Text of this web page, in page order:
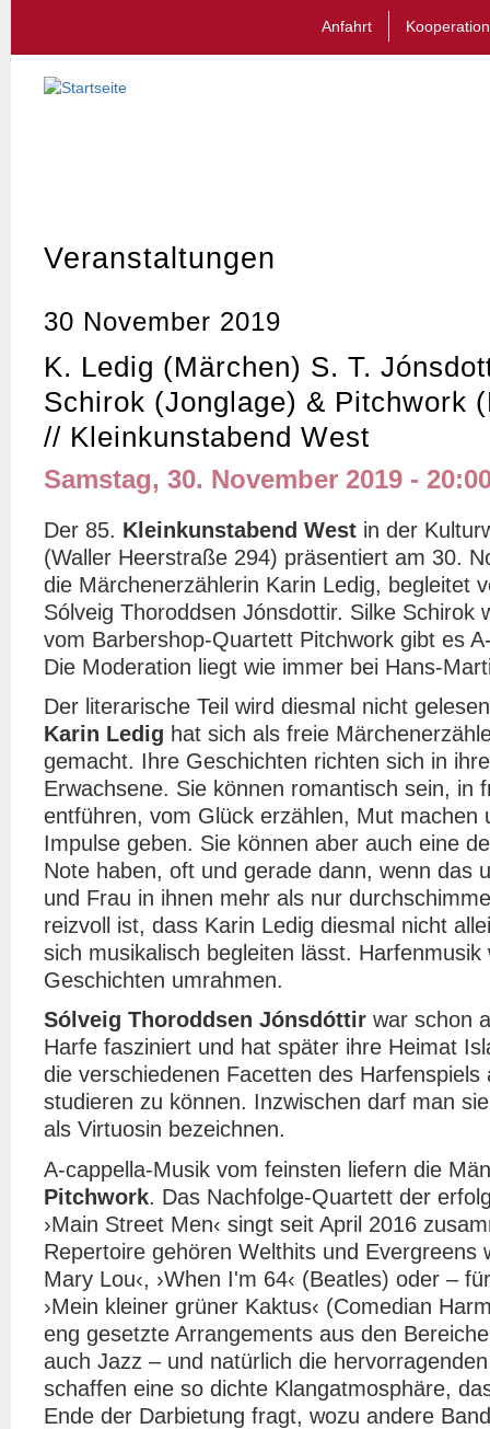
Anfahrt Kooperation
Veranstaltungen
30 November 2019
K. Ledig (Märchen) S. T.
Schirok (Jonglage) & Pitchwork
// Kleinkunstabend West
Samstag, 30. November 2019 -
Der 85. Kleinkunstabend West in der
(Waller Heerstraße 294) präsentiert am 30.
die Märchenerzählerin Karin Ledig, begleitet
Sólveig Thoroddsen Jónsdottir. Silke Schirok
vom Barbershop-Quartett Pitchwork gibt es
Die Moderation liegt wie immer bei Hans-
Der literarische Teil wird diesmal nicht
Karin Ledig hat sich als freie
gemacht. Ihre Geschichten richten sich in
Erwachsene. Sie können romantisch sein, in
entführen, vom Glück erzählen, Mut machen
Impulse geben. Sie können aber auch eine
Note haben, oft und gerade dann, wenn das
und Frau in ihnen mehr als nur
reizvoll ist, dass Karin Ledig diesmal nicht
sich musikalisch begleiten lässt. Harfenmusik
Geschichten umrahmen.
Sólveig Thoroddsen Jónsdóttir war schon
Harfe fasziniert und hat später ihre Heimat
die verschiedenen Facetten des Harfenspiels
studieren zu können. Inzwischen darf man
als Virtuosin bezeichnen.
A-cappella-Musik vom feinsten liefern die
Pitchwork. Das Nachfolge-Quartett der
›Main Street Men‹ singt seit April 2016
Repertoire gehören Welthits und Evergreens
Mary Lou‹, ›When I'm 64‹ (Beatles) oder –
›Mein kleiner grüner Kaktus‹ (Comedian
eng gesetzte Arrangements aus den
auch Jazz – und natürlich die
schaffen eine so dichte Klangatmosphäre,
Ende der Darbietung fragt, wozu andere